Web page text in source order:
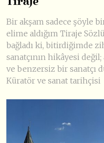
Bir akşam sadece şöyle
elime aldığım Tiraje
bağladı ki, bitirdiğimde
sanatçının hikâyesi
ve benzersiz bir sanatçı
Küratör ve sanat tarihçisi